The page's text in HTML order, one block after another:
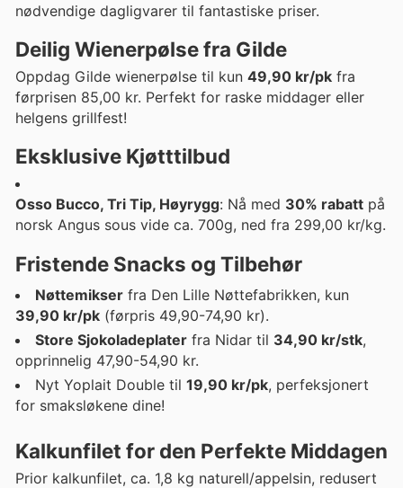
nødvendige dagligvarer til fantastiske priser.
Deilig Wienerpølsefra Gilde
Oppdag Gilde wienerpølse til kun 49,90 kr/pk fra
førprisen 85,00 kr. Perfekt for raske middager eller
helgens grillfest!
Eksklusive Kjøtttilbud
Osso Bucco, Tri Tip, Høyrygg: Nå med 30% rabatt på
norsk Angus sous vide ca. 700g, ned fra 299,00 kr/kg.
Fristende Snacks og Tilbehør
Nøttemikser fra Den Lille Nøttefabrikken, kun
39,90 kr/pk (førpris 49,90-74,90 kr).
Store Sjokoladeplater fra Nidar til 34,90 kr/stk,
opprinnelig 47,90-54,90 kr.
Nyt Yoplait Double til 19,90 kr/pk, perfeksjonert
for smaksløkene dine!
Kalkunfilet for den Perfekte Middagen
Prior kalkunfilet, ca. 1,8 kg naturell/appelsin, redusert